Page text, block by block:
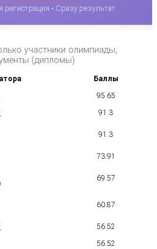
регистрация • Сразу результат
участники олимпиады,
(дипломы)
Баллы
95.65
91.3
91.3
73.91
69.57
60.87
56.52
56.52